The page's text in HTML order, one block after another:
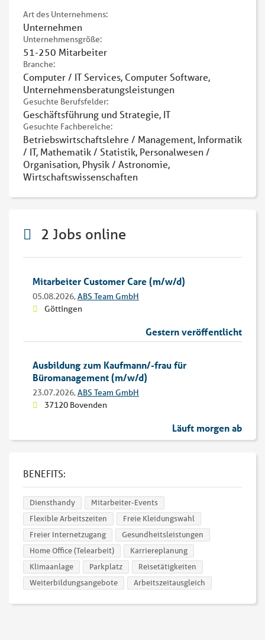
Art des Unternehmens:
Unternehmen
Unternehmensgröße:
51-250 Mitarbeiter
Branche:
Computer / IT Services, Computer Software,
Unternehmensberatungsleistungen
Gesuchte Berufsfelder:
Geschäftsführung und Strategie, IT
Gesuchte Fachbereiche:
Betriebswirtschaftslehre / Management, Informatik
/ IT, Mathematik / Statistik, Personalwesen /
Organisation, Physik / Astronomie,
Wirtschaftswissenschaften
2 Jobs online
Mitarbeiter Customer Care (m/w/d)
05.08.2026,ABS Team GmbH
Göttingen
Gestern veröffentlicht
Ausbildung zum Kaufmann/-frau für
Büromanagement (m/w/d)
23.07.2026,ABS Team GmbH
37120 Bovenden
Läuft morgen ab
BENEFITS:
Diensthandy
Mitarbeiter-Events
Flexible Arbeitszeiten
Freie Kleidungswahl
Freier Internetzugang
Gesundheitsleistungen
Home Office (Telearbeit)
Karriereplanung
Klimaanlage
Parkplatz
Reisetätigkeiten
Weiterbildungsangebote
Arbeitszeitausgleich